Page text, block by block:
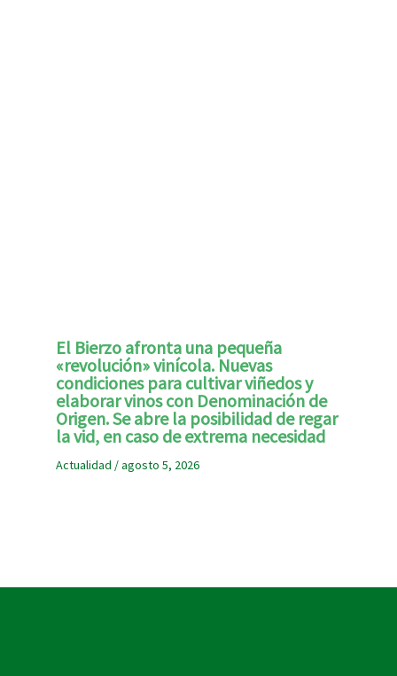
El Bierzo afronta una pequeña
«revolución» vinícola. Nuevas
condiciones para cultivar viñedos y
elaborar vinos con Denominación de
Origen. Se abre la posibilidad de regar
la vid, en caso de extrema necesidad
Actualidad /agosto 5, 2026